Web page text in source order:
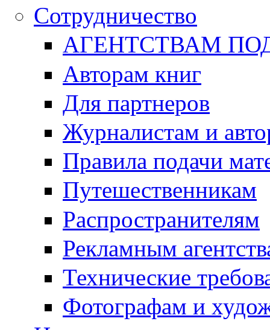
Сотрудничество
АГЕНТСТВАМ
Авторам книг
Для партнеров
Журналистам и
Правила подачи
Путешественникам
Распространителям
Рекламным
Технические
Фотографам и